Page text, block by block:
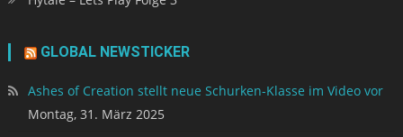
GLOBAL NEWSTICKER
Ashes of Creation stellt neue Schurken-Klasse im Video vor
Montag, 31. März 2025